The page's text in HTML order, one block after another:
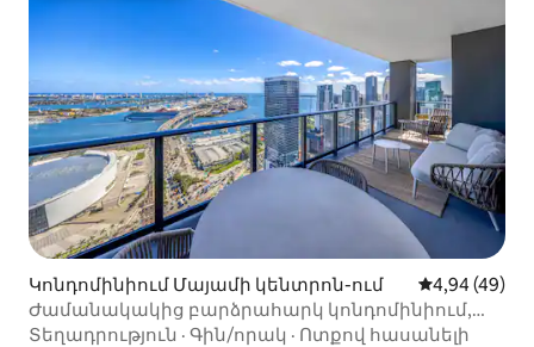
Կոնդոմինիում Մայամի կենտրոն-ում Միջին
4,94 (49)
Ժամանակակից բարձրահարկ կոնդոմինիում,
ծովածոց, լողավազան, սպա, մարզասրահ
Տեղադրություն · Գին/որակ · Ոտքով հասանելի